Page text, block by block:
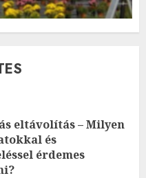
eltávolítás – Milyen
és
érdemes